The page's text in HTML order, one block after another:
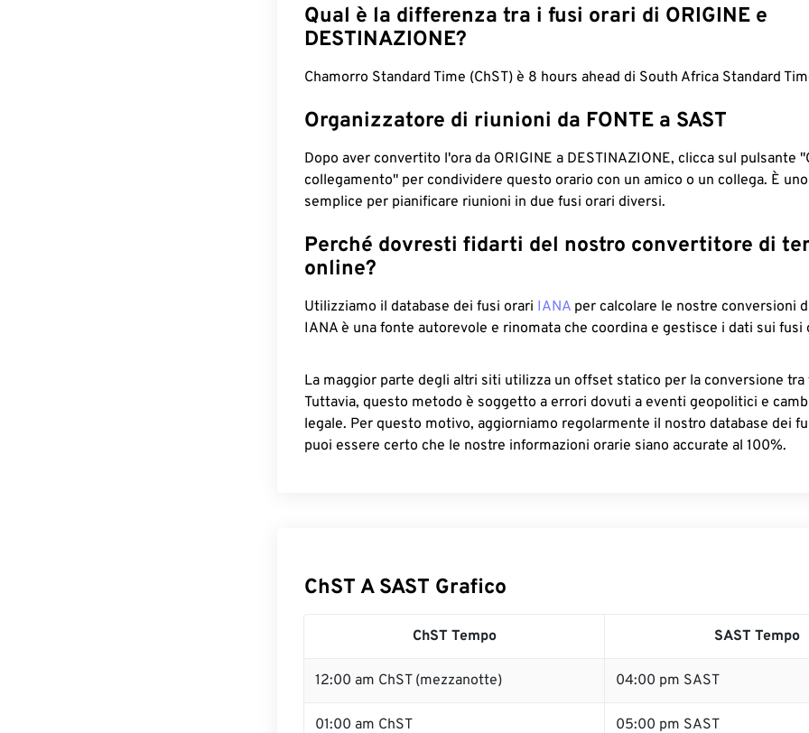
Qual è la differenza tra i fusi orari di ORIGINE e
DESTINAZIONE?
Chamorro Standard Time (ChST) è 8 hours ahead di South Africa Standard
Organizzatore di riunioni da FONTE a SAST
Dopo aver convertito l'ora da ORIGINE a DESTINAZIONE, clicca sul pulsante
collegamento" per condividere questo orario con un amico o un collega. È
semplice per pianificare riunioni in due fusi orari diversi.
Perché dovresti fidarti del nostro convertitore di
online?
Utilizziamo il database dei fusi orari IANA per calcolare le nostre conversioni
IANA è una fonte autorevole e rinomata che coordina e gestisce i dati sui fusi
La maggior parte degli altri siti utilizza un offset statico per la conversione tra
Tuttavia, questo metodo è soggetto a errori dovuti a eventi geopolitici e
legale. Per questo motivo, aggiorniamo regolarmente il nostro database dei
puoi essere certo che le nostre informazioni orarie siano accurate al 100%.
ChST A SAST Grafico
ChST Tempo SAST Tempo
12:00 am ChST (mezzanotte) 04:00 pm SAST
01:00 am ChST 05:00 pm SAST